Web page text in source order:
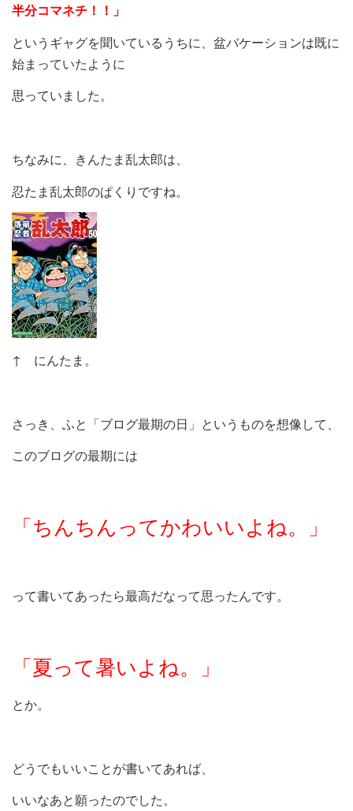
半分コマネチ！！」
というギャグを聞いているうちに、盆バケーションは既に
始まっていたように
思っていました。
ちなみに、きんたま乱太郎は、
忍たま乱太郎のぱくりですね。
↑ にんたま。
さっき、ふと「ブログ最期の日」というものを想像して、
このブログの最期には
「ちんちんってかわいいよね。」
って書いてあったら最高だなって思ったんです。
「夏って暑いよね。」
とか。
どうでもいいことが書いてあれば、
いいなあと願ったのでした。